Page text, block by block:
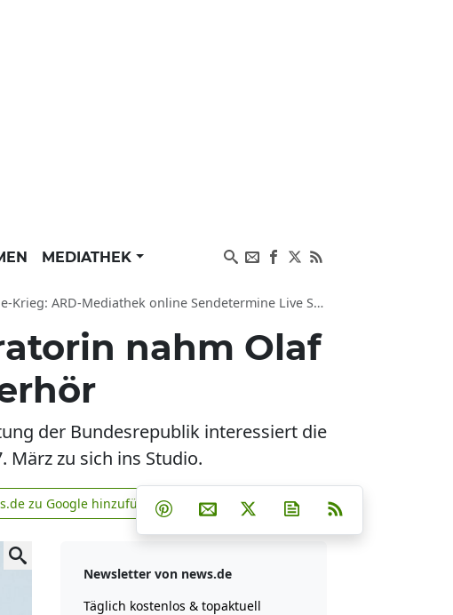
MEDIATHEK
online Sendetermine Live Stream als Wiederholung
nahm Olaf
der Bundesrepublik interessiert die
März zu sich ins Studio.
news.de zu Google hinzufügen
zu Google hinzufügen Teilen auf Facebook
Teilen auf Whatsapp
Teilen auf Telegram
Teilen auf Pinterest
Per E-Mail teilen
Post auf XNewsletter
Newsletter von news.de
Täglich kostenlos & topaktuell